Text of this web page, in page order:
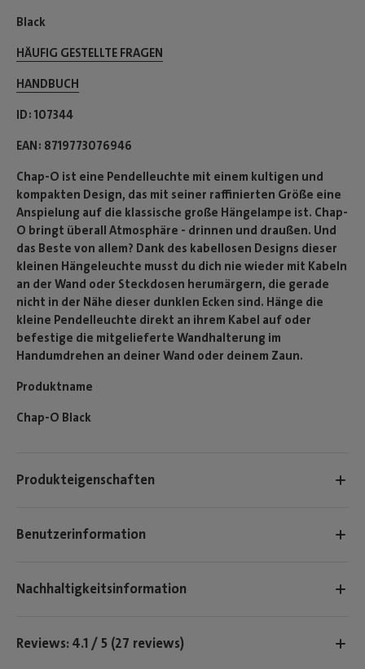
Black
HÄUFIG GESTELLTE FRAGEN
HANDBUCH
ID 107344
EAN 8719773076946
Chap-O ist eine Pendelleuchte mit einem kultigen und
kompakten Design, das mit seiner raffinierten Größe eine
Anspielung auf die klassische große Hängelampe ist. Chap-
O bringt überall Atmosphäre - drinnen und draußen. Und
das Beste von allem? Dank des kabellosen Designs dieser
kleinen Hängeleuchte musst du dich nie wieder mit Kabeln
an der Wand oder Steckdosen herumärgern, die gerade
nicht in der Nähe dieser dunklen Ecken sind. Hänge die
kleine Pendelleuchte direkt an ihrem Kabel auf oder
befestige die mitgelieferte Wandhalterung im
Handumdrehen an deiner Wand oder deinem Zaun.
Produktname
Chap-O Black
Produkteigenschaften
Benutzerinformation
Nachhaltigkeitsinformation
Reviews: 4.1 / 5 (27 reviews)